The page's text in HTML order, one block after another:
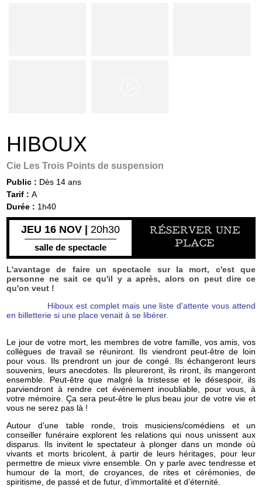
HIBOUX
Cie Les Trois Points de suspension
Public : Dès 14 ans
Tarif :A
Durée : 1h40
JEU 16 NOV | 20h30
salle de spectacle
RÉSERVER UNE
PLACE
L'avantage de faire un spectacle sur la mort, c'est que
personne ne sait ce qu'il y a après, alors on peut dire ce
qu'on veut !
Hiboux est complet mais une liste d'attente vous attend
en billetterie si une place venait à se libérer.
Le jour de votre mort, les membres de votre famille, vos amis, vos
collègues de travail se réuniront. Ils viendront peut-être de loin
pour vous. Ils prendront un jour de congé. Ils échangeront leurs
souvenirs, leurs anecdotes. Ils pleureront, ils riront, ils mangeront
ensemble. Peut-être que malgré la tristesse et le désespoir, ils
parviendront à rendre cet événement inoubliable, pour vous, à
votre mémoire. Ça sera peut-être le plus beau jour de votre vie et
vous ne serez pas là !
Autour d’une table ronde, trois musiciens/comédiens et un
conseiller funéraire explorent les relations qui nous unissent aux
disparus. Ils invitent le spectateur à plonger dans un monde où
vivants et morts bricolent, à partir de leurs héritages, pour leur
permettre de mieux vivre ensemble. On y parle avec tendresse et
humour de la mort, de croyances, de rites et cérémonies, de
spiritisme, de passé et de futur, d’immortalité et d’éternité.